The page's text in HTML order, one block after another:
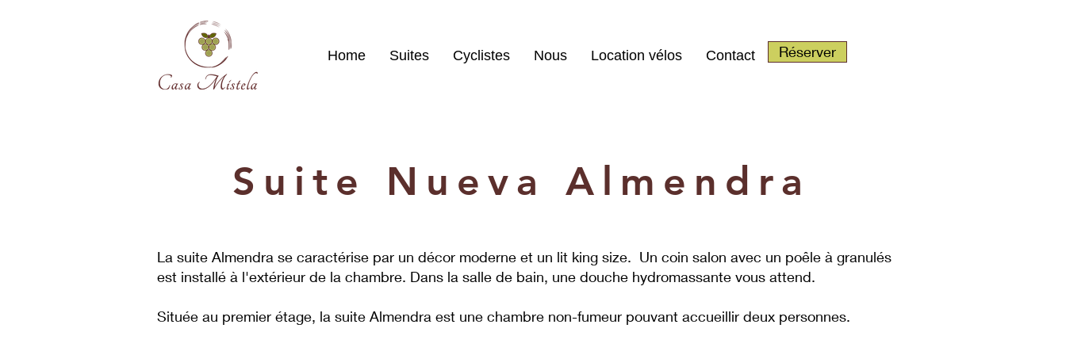
Home Suites Cyclistes Nous Location vélos Contact Réserver
Suite Nueva Almendra
La suite Almendra se caractérise par un décor moderne et un lit king size. Un coin salon avec un poêle à granulés
est installé à l'extérieur de la chambre. Dans la salle de bain, une douche hydromassante vous attend.
Située au premier étage, la suite Almendra est une chambre non-fumeur pouvant accueillir deux personnes.